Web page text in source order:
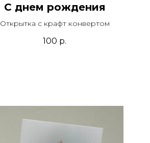
С днем рождения
Открытка с крафт конвертом
100 р.